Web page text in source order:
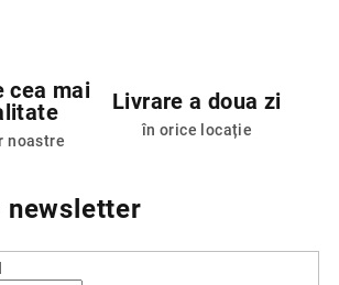
cea mai
noastre
Livrare a doua zi
în orice locație
newsletter